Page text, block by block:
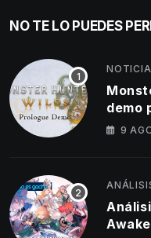
NO TE LO PUEDES
demo
9